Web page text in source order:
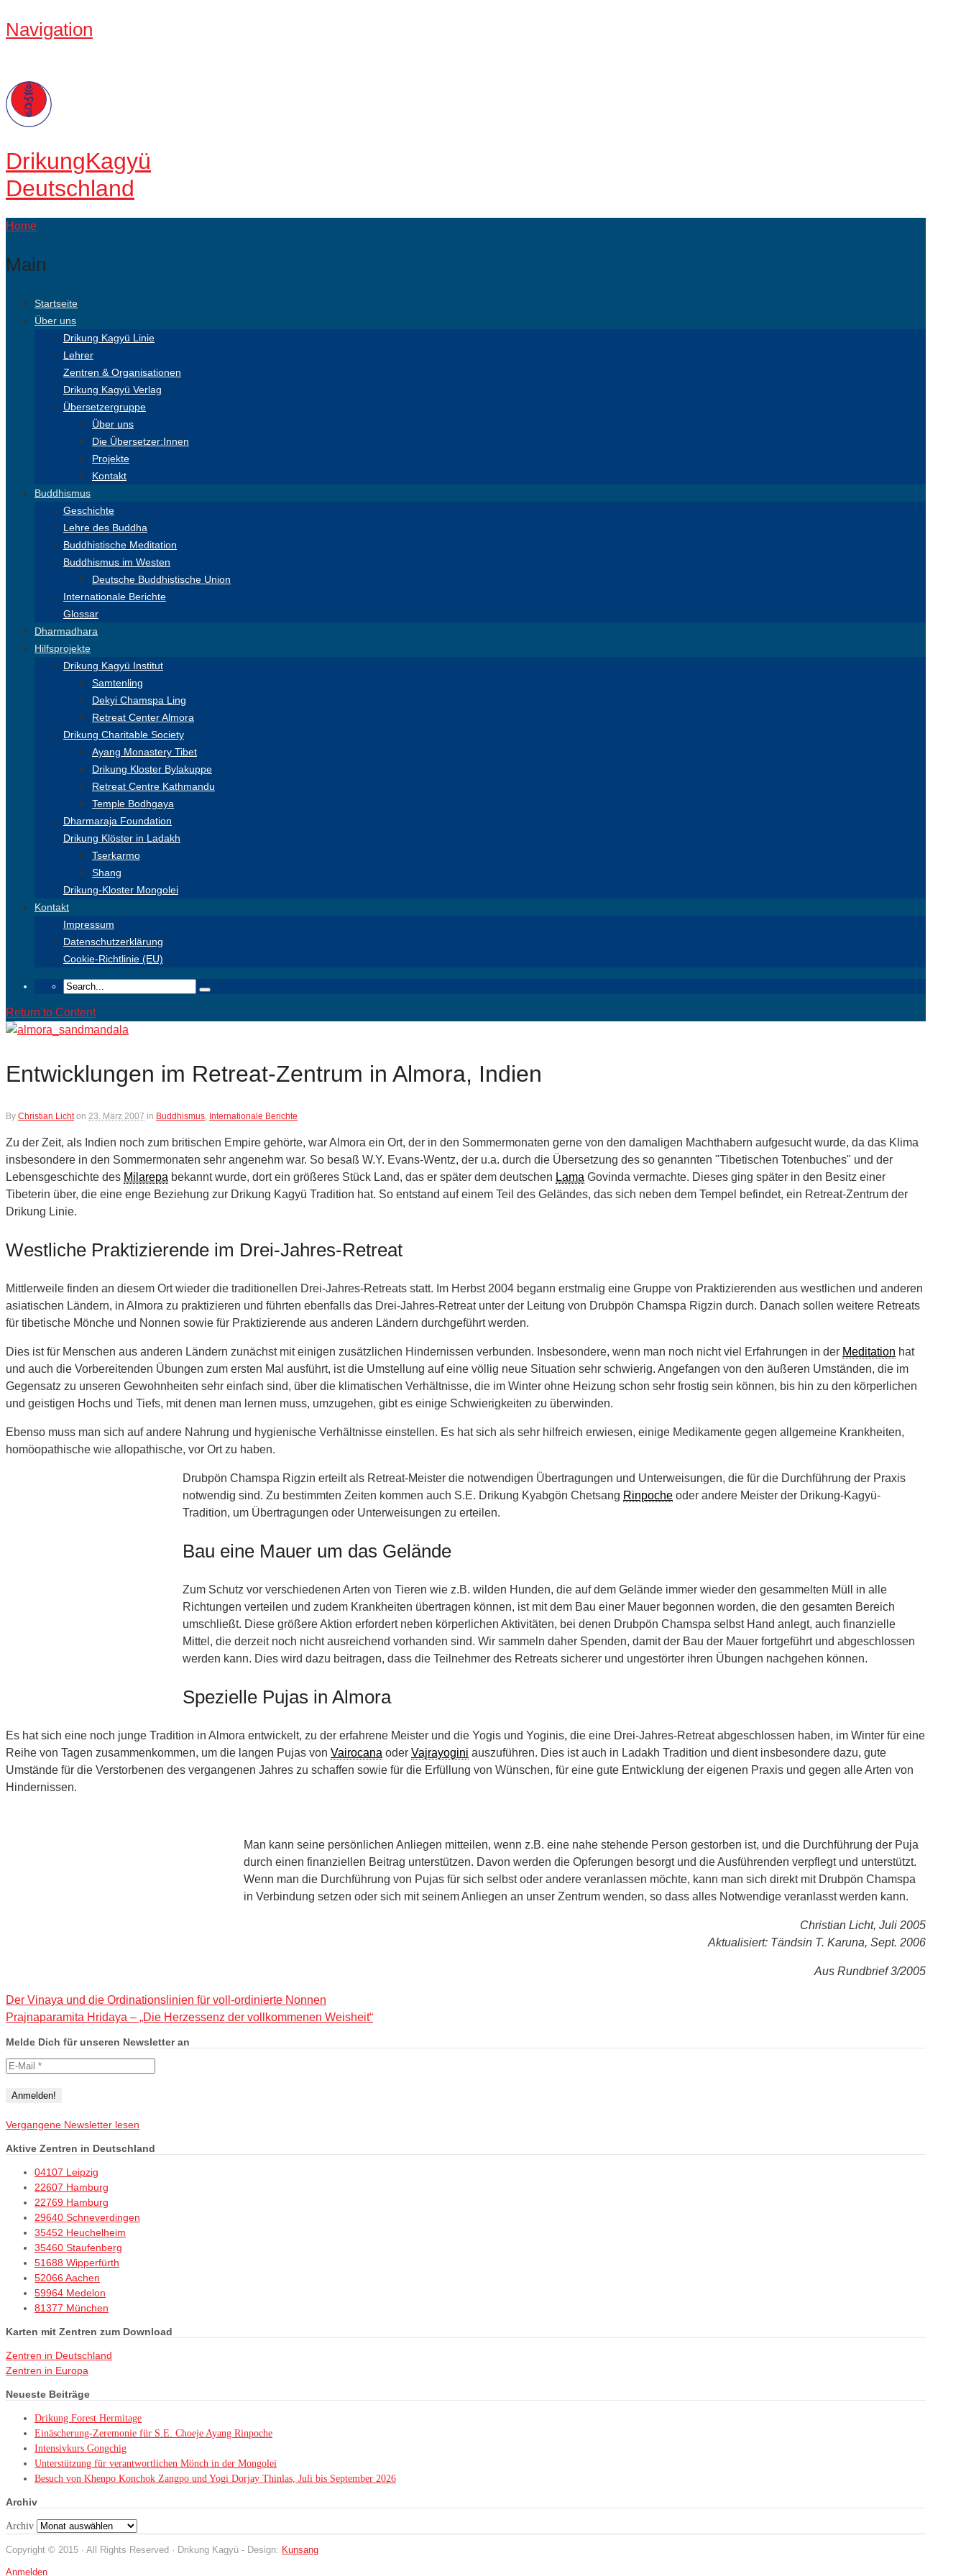
Navigation
DrikungKagyü
Deutschland
Home
Main
Startseite
Über uns
Drikung Kagyü Linie
Lehrer
Zentren & Organisationen
Drikung Kagyü Verlag
Übersetzergruppe
Über uns
Die Übersetzer:Innen
Projekte
Kontakt
Buddhismus
Geschichte
Lehre des Buddha
Buddhistische Meditation
Buddhismus im Westen
Deutsche Buddhistische Union
Internationale Berichte
Glossar
Dharmadhara
Hilfsprojekte
Drikung Kagyü Institut
Samtenling
Dekyi Chamspa Ling
Retreat Center Almora
Drikung Charitable Society
Ayang Monastery Tibet
Drikung Kloster Bylakuppe
Retreat Centre Kathmandu
Temple Bodhgaya
Dharmaraja Foundation
Drikung Klöster in Ladakh
Tserkarmo
Shang
Drikung-Kloster Mongolei
Kontakt
Impressum
Datenschutzerklärung
Cookie-Richtlinie (EU)
Return to Content
Entwicklungen im Retreat-Zentrum in Almora, Indien
By Christian Licht on 23. März 2007 in Buddhismus, Internationale Berichte
Zu der Zeit, als Indien noch zum britischen Empire gehörte, war Almora ein Ort, der in den Sommermonaten gerne von den damaligen Machthabern aufgesucht wurde, da das Klima
insbesondere in den Sommermonaten sehr angenehm war. So besaß W.Y. Evans-Wentz, der u.a. durch die Übersetzung des so genannten "Tibetischen Totenbuches" und der
Lebensgeschichte des Milarepa bekannt wurde, dort ein größeres Stück Land, das er später dem deutschen Lama Govinda vermachte. Dieses ging später in den Besitz einer
Tibeterin über, die eine enge Beziehung zur Drikung Kagyü Tradition hat. So entstand auf einem Teil des Geländes, das sich neben dem Tempel befindet, ein Retreat-Zentrum der
Drikung Linie.
Westliche Praktizierende im Drei-Jahres-Retreat
Mittlerweile finden an diesem Ort wieder die traditionellen Drei-Jahres-Retreats statt. Im Herbst 2004 begann erstmalig eine Gruppe von Praktizierenden aus westlichen und anderen
asiatischen Ländern, in Almora zu praktizieren und führten ebenfalls das Drei-Jahres-Retreat unter der Leitung von Drubpön Chamspa Rigzin durch. Danach sollen weitere Retreats
für tibetische Mönche und Nonnen sowie für Praktizierende aus anderen Ländern durchgeführt werden.
Dies ist für Menschen aus anderen Ländern zunächst mit einigen zusätzlichen Hindernissen verbunden. Insbesondere, wenn man noch nicht viel Erfahrungen in der Meditation hat
und auch die Vorbereitenden Übungen zum ersten Mal ausführt, ist die Umstellung auf eine völlig neue Situation sehr schwierig. Angefangen von den äußeren Umständen, die im
Gegensatz zu unseren Gewohnheiten sehr einfach sind, über die klimatischen Verhältnisse, die im Winter ohne Heizung schon sehr frostig sein können, bis hin zu den körperlichen
und geistigen Hochs und Tiefs, mit denen man lernen muss, umzugehen, gibt es einige Schwierigkeiten zu überwinden.
Ebenso muss man sich auf andere Nahrung und hygienische Verhältnisse einstellen. Es hat sich als sehr hilfreich erwiesen, einige Medikamente gegen allgemeine Krankheiten,
homöopathische wie allopathische, vor Ort zu haben.
Drubpön Chamspa Rigzin erteilt als Retreat-Meister die notwendigen Übertragungen und Unterweisungen, die für die Durchführung der Praxis
notwendig sind. Zu bestimmten Zeiten kommen auch S.E. Drikung Kyabgön Chetsang Rinpoche oder andere Meister der Drikung-Kagyü-
Tradition, um Übertragungen oder Unterweisungen zu erteilen.
Bau eine Mauer um das Gelände
Zum Schutz vor verschiedenen Arten von Tieren wie z.B. wilden Hunden, die auf dem Gelände immer wieder den gesammelten Müll in alle
Richtungen verteilen und zudem Krankheiten übertragen können, ist mit dem Bau einer Mauer begonnen worden, die den gesamten Bereich
umschließt. Diese größere Aktion erfordert neben körperlichen Aktivitäten, bei denen Drubpön Chamspa selbst Hand anlegt, auch finanzielle
Mittel, die derzeit noch nicht ausreichend vorhanden sind. Wir sammeln daher Spenden, damit der Bau der Mauer fortgeführt und abgeschlossen
werden kann. Dies wird dazu beitragen, dass die Teilnehmer des Retreats sicherer und ungestörter ihren Übungen nachgehen können.
Spezielle Pujas in Almora
Es hat sich eine noch junge Tradition in Almora entwickelt, zu der erfahrene Meister und die Yogis und Yoginis, die eine Drei-Jahres-Retreat abgeschlossen haben, im Winter für eine
Reihe von Tagen zusammenkommen, um die langen Pujas von Vairocana oder Vajrayogini auszuführen. Dies ist auch in Ladakh Tradition und dient insbesondere dazu, gute
Umstände für die Verstorbenen des vergangenen Jahres zu schaffen sowie für die Erfüllung von Wünschen, für eine gute Entwicklung der eigenen Praxis und gegen alle Arten von
Hindernissen.
Man kann seine persönlichen Anliegen mitteilen, wenn z.B. eine nahe stehende Person gestorben ist, und die Durchführung der Puja
durch einen finanziellen Beitrag unterstützen. Davon werden die Opferungen besorgt und die Ausführenden verpflegt und unterstützt.
Wenn man die Durchführung von Pujas für sich selbst oder andere veranlassen möchte, kann man sich direkt mit Drubpön Chamspa
in Verbindung setzen oder sich mit seinem Anliegen an unser Zentrum wenden, so dass alles Notwendige veranlasst werden kann.
Christian Licht, Juli 2005
Aktualisiert: Tändsin T. Karuna, Sept. 2006
Aus Rundbrief 3/2005
Der Vinaya und die Ordinationslinien für voll-ordinierte Nonnen
Prajnaparamita Hridaya – „Die Herzessenz der vollkommenen Weisheit“
Melde Dich für unseren Newsletter an
Vergangene Newsletter lesen
Aktive Zentren in Deutschland
04107 Leipzig
22607 Hamburg
22769 Hamburg
29640 Schneverdingen
35452 Heuchelheim
35460 Staufenberg
51688 Wipperfürth
52066 Aachen
59964 Medelon
81377 München
Karten mit Zentren zum Download
Zentren in Deutschland
Zentren in Europa
Neueste Beiträge
Drikung Forest Hermitage
Einäscherung-Zeremonie für S.E. Choeje Ayang Rinpoche
Intensivkurs Gongchig
Unterstützung für verantwortlichen Mönch in der Mongolei
Besuch von Khenpo Konchok Zangpo und Yogi Dorjay Thinlas, Juli bis September 2026
Archiv
Archiv
Copyright © 2015 · All Rights Reserved · Drikung Kagyü - Design: Kunsang
Anmelden